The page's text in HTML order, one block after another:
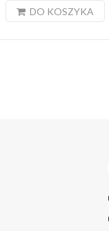
DO KOSZYKA